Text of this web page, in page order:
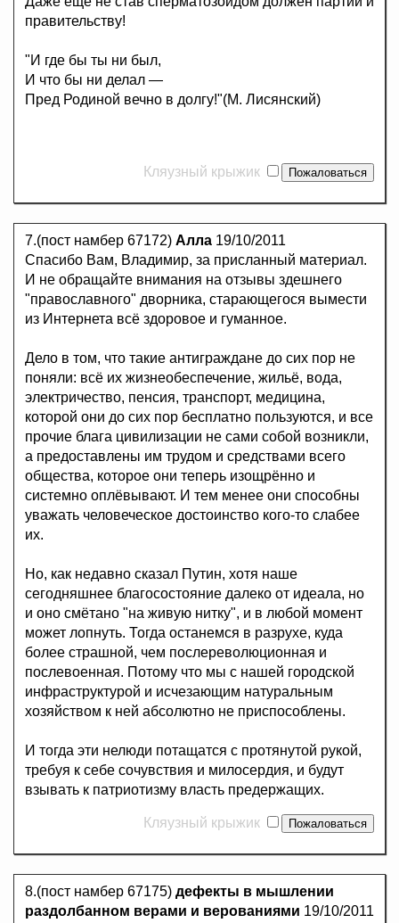
правительству!
"И где бы ты ни был,
И что бы ни делал —
Пред Родиной вечно в долгу!"(М. Лисянский)
Кляузный крыжик
7.(пост намбер 67172) Алла 19/10/2011
Спасибо Вам, Владимир, за присланный материал.
И не обращайте внимания на отзывы здешнего
"православного" дворника, старающегося вымести
из Интернета всё здоровое и гуманное.
Дело в том, что такие антиграждане до сих пор не
поняли: всё их жизнеобеспечение, жильё, вода,
электричество, пенсия, транспорт, медицина,
которой они до сих пор бесплатно пользуются, и все
прочие блага цивилизации не сами собой возникли,
а предоставлены им трудом и средствами всего
общества, которое они теперь изощрённо и
системно оплёвывают. И тем менее они способны
уважать человеческое достоинство кого-то слабее
их.
Но, как недавно сказал Путин, хотя наше
сегодняшнее благосостояние далеко от идеала, но
и оно смётано "на живую нитку", и в любой момент
может лопнуть. Тогда останемся в разрухе, куда
более страшной, чем послереволюционная и
послевоенная. Потому что мы с нашей городской
инфраструктурой и исчезающим натуральным
хозяйством к ней абсолютно не приспособлены.
И тогда эти нелюди потащатся с протянутой рукой,
требуя к себе сочувствия и милосердия, и будут
взывать к патриотизму власть предержащих.
Кляузный крыжик
8.(пост намбер 67175) дефекты в мышлении
раздолбанном верами и верованиями 19/10/2011